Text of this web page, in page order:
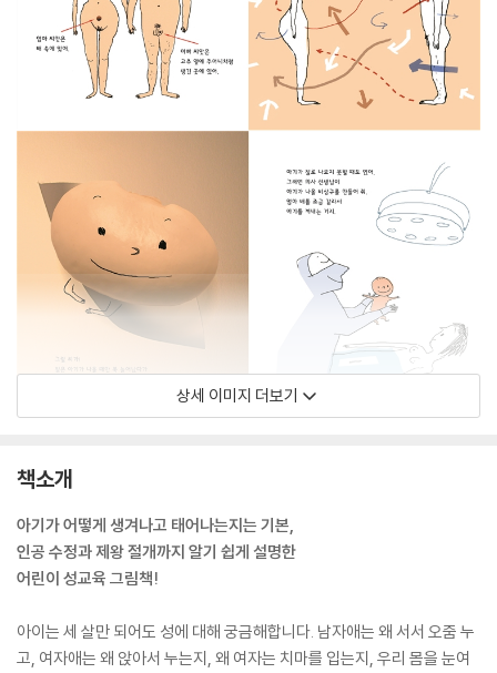
상세 이미지 더보기
책소개
아기가 어떻게 생겨나고 태어나는지는 기본,
인공 수정과 제왕 절개까지 알기 쉽게 설명한
어린이 성교육 그림책!
아이는 세 살만 되어도 성에 대해 궁금해합니다. 남자애는 왜 서서 오줌 누
고, 여자애는 왜 앉아서 누는지, 왜 여자는 치마를 입는지, 우리 몸을 눈여